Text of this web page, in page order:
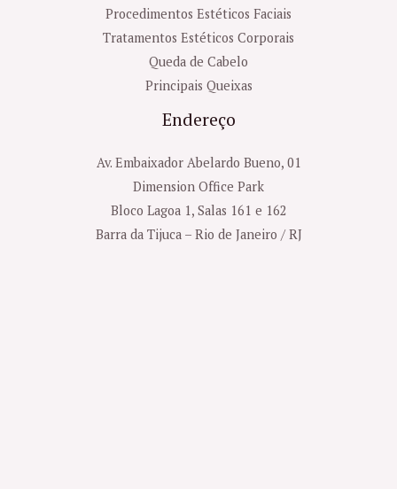
Procedimentos Estéticos Faciais
Tratamentos Estéticos Corporais
Queda de Cabelo
Principais Queixas
Endereço
Av. Embaixador Abelardo Bueno, 01
Dimension Office Park
Bloco Lagoa 1, Salas 161 e 162
Barra da Tijuca – Rio de Janeiro / RJ